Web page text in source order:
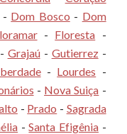
- Dom Bosco - Dom
- Floresta -
Grajaú- Gutierrez-
- Lourdes -
- Nova Suiça -
- Prado - Sagrada
-Santa Efigênia -